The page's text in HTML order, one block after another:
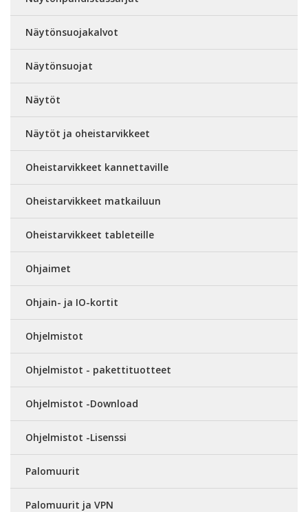
Näytönsuojakalvot
Näytönsuojat
Näytöt
Näytöt ja oheistarvikkeet
Oheistarvikkeet kannettaville
Oheistarvikkeet matkailuun
Oheistarvikkeet tableteille
Ohjaimet
Ohjain- ja IO-kortit
Ohjelmistot
Ohjelmistot - pakettituotteet
Ohjelmistot -Download
Ohjelmistot -Lisenssi
Palomuurit
Palomuurit ja VPN